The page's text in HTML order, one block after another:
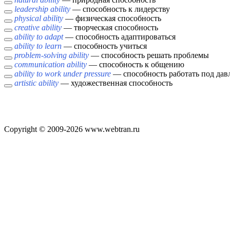
leadership ability — способность к лидерству
physical ability — физическая способность
creative ability — творческая способность
ability to adapt— способность адаптироваться
ability to learn — способность учиться
problem-solving ability — способность решать проблемы
communication ability — способность к общению
ability to work under pressure — способность работать под
artistic ability — художественная способность
Copyright © 2009-2026 www.webtran.ru